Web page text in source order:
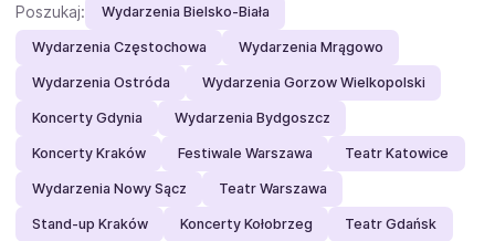
Poszukaj: Wydarzenia Bielsko-Biała
Wydarzenia Częstochowa Wydarzenia Mrągowo
Wydarzenia Ostróda Wydarzenia Gorzow Wielkopolski
Koncerty Gdynia Wydarzenia Bydgoszcz
Koncerty Kraków Festiwale Warszawa Teatr Katowice
Wydarzenia Nowy Sącz Teatr Warszawa
Stand-up Kraków Koncerty Kołobrzeg Teatr Gdańsk